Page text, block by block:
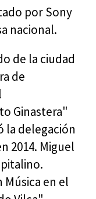
por Sony
nacional.
de la ciudad
de
Ginastera"
la delegación
2014. Miguel
Música en el